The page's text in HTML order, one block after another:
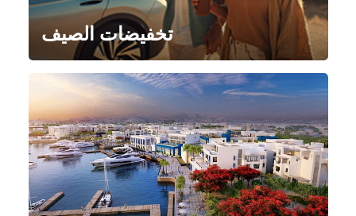
تخفيضات الصيف